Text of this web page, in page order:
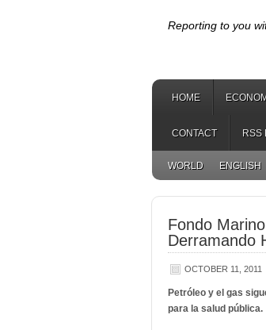
Reporting to you
HOME
CONTACT RSS
WORLD ENGLISH
Fondo
Derramando
OCTOBER 11, 2011
Petróleo y el gas
para la salud pública.